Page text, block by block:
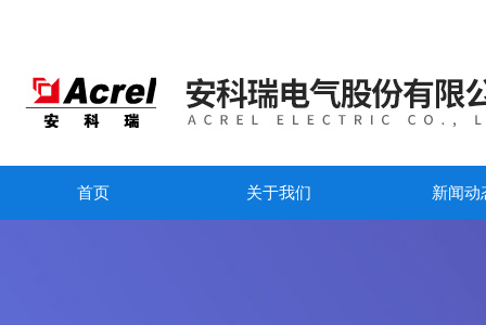
首页 关于我们 新闻动